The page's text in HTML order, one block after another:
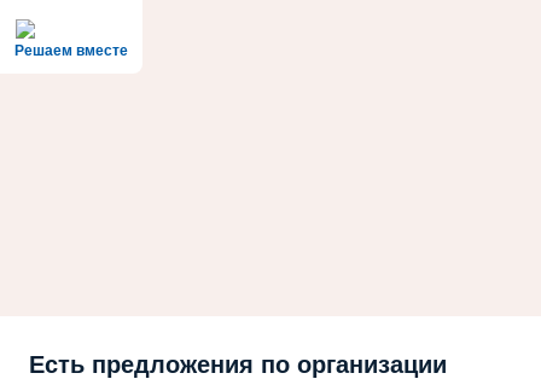
Решаем вместе
Есть предложения по организации